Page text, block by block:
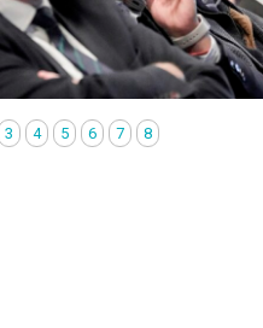
3 4 5 6 7 8